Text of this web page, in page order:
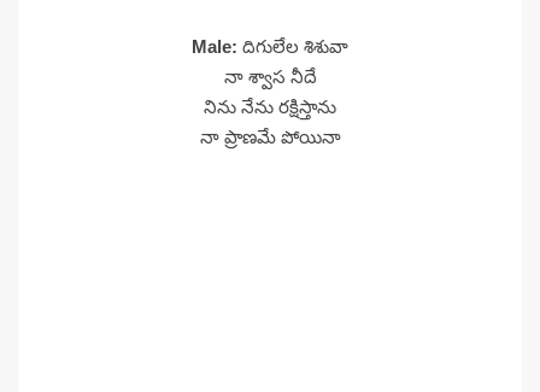
Male: దిగులేల శిశువా
నా శ్వాస నీదే
నిను నేను రక్షిస్తాను
నా ప్రాణమే పోయినా